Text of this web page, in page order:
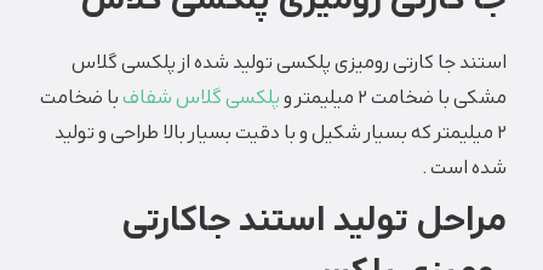
استند جا کارتی رومیزی پلکسی تولید شده از پلکسی گلاس
مشکی با ضخامت 2 میلیمتر و
پلکسی گلاس شفافبا ضخامت
2 میلیمتر که بسیار شکیل و با دقیت بسیار بالا طراحی و تولید
شده است .
مراحل تولید استند جاکارتی